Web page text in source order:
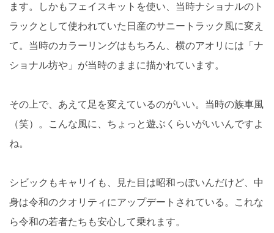
ます。しかもフェイスキットを使い、当時ナショナルのト
ラックとして使われていた日産のサニートラック風に変え
て。当時のカラーリングはもちろん、横のアオリには「ナ
ショナル坊や」が当時のままに描かれています。
その上で、あえて足を変えているのがいい。当時の族車風
（笑）。こんな風に、ちょっと遊ぶくらいがいいんですよ
ね。
シビックもキャリイも、見た目は昭和っぽいんだけど、中
身は令和のクオリティにアップデートされている。これな
ら令和の若者たちも安心して乗れます。